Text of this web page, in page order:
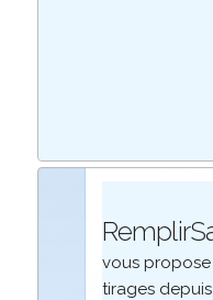
vous propose
tirages